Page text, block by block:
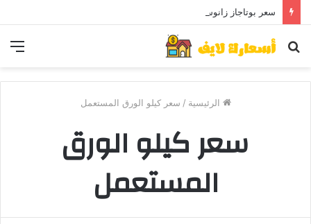
سعر بوتاجاز زانوسي كول ماكس اليوم ..و5 عيوب
بحث
الرئيسية / سعر كيلو الورق المستعمل
سعر كيلو الورق
المستعمل